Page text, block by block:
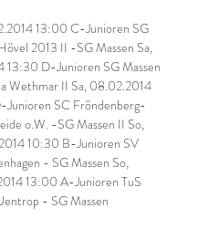
13:00 C-Junioren SG
2013 II -SG Massen Sa,
13:30 D-Junioren SG Massen
Wethmar II Sa, 08.02.2014
SC Fröndenberg-
o.W. -SG Massen II So,
10:30 B-Junioren SV
- SG Massen So,
13:00 A-Junioren TuS
- SG Massen